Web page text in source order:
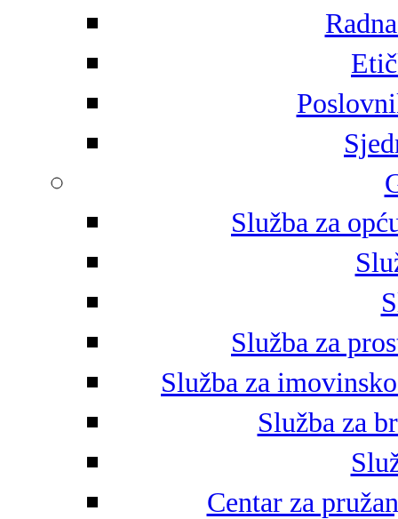
Služba za
Služba za
Služba za
Služba za
Centar za